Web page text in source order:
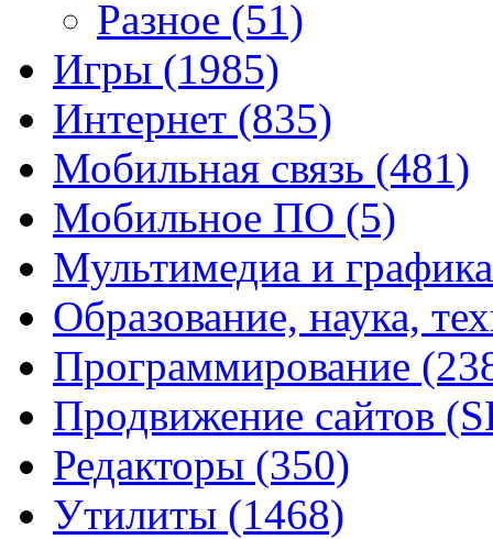
Разное (51)
Игры (1985)
Интернет (835)
Мобильная связь (481)
Мобильное ПО (5)
Мультимедиа и
Образование, наука,
Программирование
Продвижение сайтов
Редакторы (350)
Утилиты (1468)